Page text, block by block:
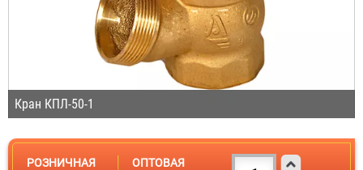
Кран КПЛ-50-1
РОЗНИЧНАЯ ОПТОВАЯ